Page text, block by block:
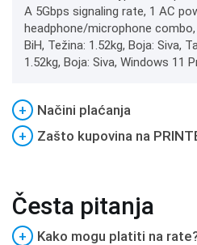
A 5Gbps signaling rate, 1 AC
headphone/microphone
BiH, Težina: 1.52kg, Boja: Siva,
1.52kg, Boja: Siva, Windows 11
+
Načini plaćanja
+
Zašto kupovina na
Česta pitanja
+
Kako mogu platiti na